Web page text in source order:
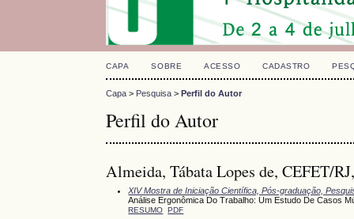
CAPA SOBRE ACESSO CADASTRO
Capa > Pesquisa >Perfil do Autor
Perfil do Autor
Almeida, Tábata Lopes de, CEFET/
XIV Mostra de Iniciação Científica, Pós-graduação,
Análise Ergonômica Do Trabalho: Um Estudo De Casos
RESUMO PDF